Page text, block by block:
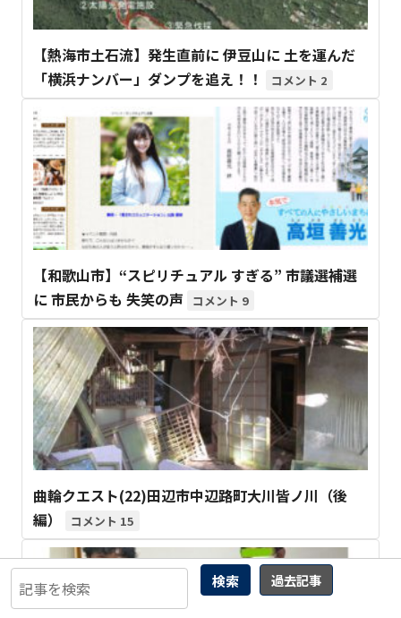
検索 過去記事
【熱海市土石流】発生直前に 伊豆山に 土を運んだ
「横浜ナンバー」ダンプを追え！！
2
【和歌山市】“スピリチュアル すぎる” 市議選補選
に 市民からも 失笑の声
9
曲輪クエスト(22)田辺市中辺路町大川皆ノ川（後
編）
15